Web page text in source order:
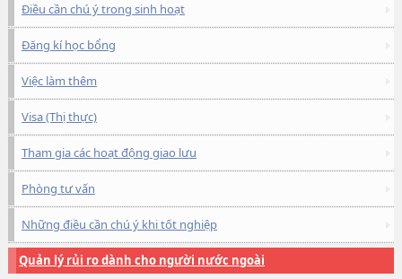
Điều cần chú ý trong sinh hoạt
Đăng kí học bổng
Việc làm thêm
Visa (Thị thực)
Tham gia các hoạt động giao lưu
Phòng tư vấn
Những điều cần chú ý khi tốt nghiệp
Quản lý rủi ro dành cho người nước ngoài